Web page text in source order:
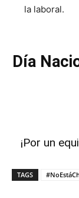
la laboral.
Día
¡Por un
TAGS